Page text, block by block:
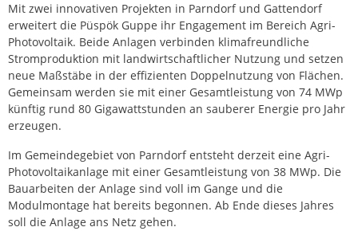
Mit zwei innovativen Projekten in Parndorf und Gattendorf
erweitert die Püspök Guppe ihr Engagement im Bereich Agri-
Photovoltaik. Beide Anlagen verbinden klimafreundliche
Stromproduktion mit landwirtschaftlicher Nutzung und setzen
neue Maßstäbe in der effizienten Doppelnutzung von Flächen.
Gemeinsam werden sie mit einer Gesamtleistung von 74 MWp
künftig rund 80 Gigawattstunden an sauberer Energie pro Jahr
erzeugen.
Im Gemeindegebiet von Parndorf entsteht derzeit eine Agri-
Photovoltaikanlage mit einer Gesamtleistung von 38 MWp. Die
Bauarbeiten der Anlage sind voll im Gange und die
Modulmontage hat bereits begonnen. Ab Ende dieses Jahres
soll die Anlage ans Netz gehen.